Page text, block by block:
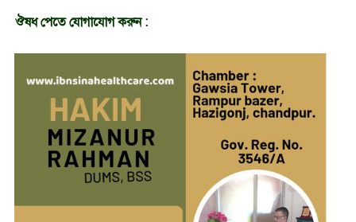
ঔষধ পেতে যোগাযোগ করুন :